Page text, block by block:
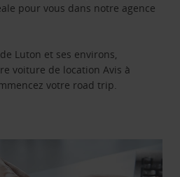
pour vous dans notre agence
Luton et ses environs,
voiture de location Avis à
votre road trip.